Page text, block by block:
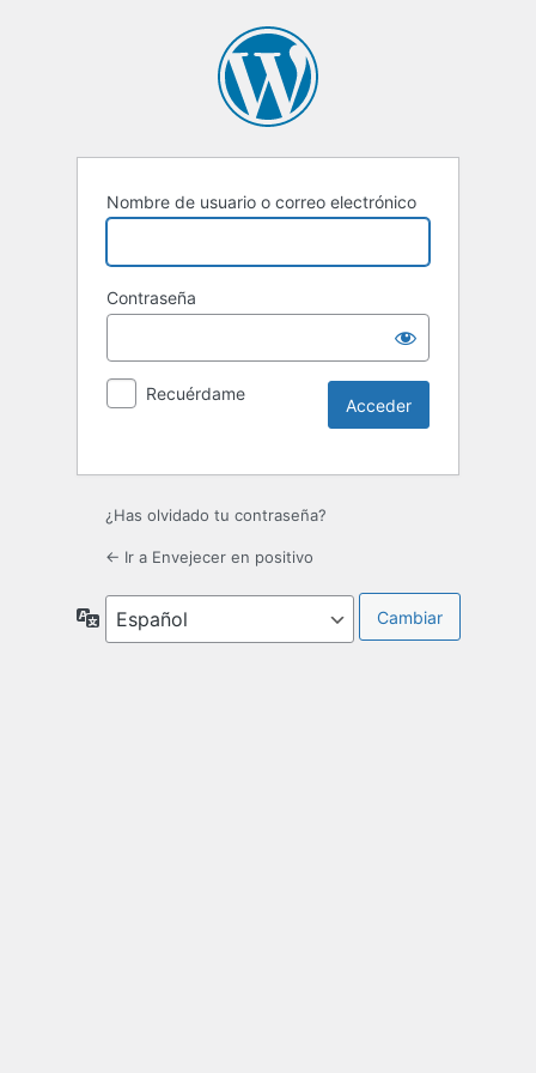
Nombre de usuario o correo electrónico
Contraseña
Recuérdame
¿Has olvidado tu contraseña?
← Ir a Envejecer en positivo
Idioma